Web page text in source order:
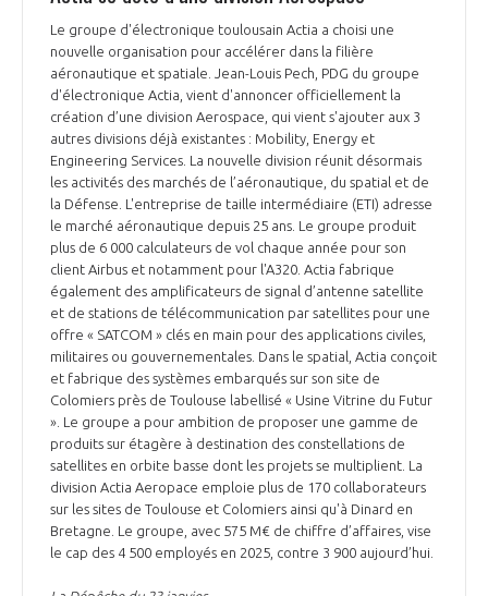
Le groupe d'électronique toulousain Actia a choisi une
nouvelle organisation pour accélérer dans la filière
aéronautique et spatiale. Jean-Louis Pech, PDG du groupe
d'électronique Actia, vient d'annoncer officiellement la
création d’une division Aerospace, qui vient s'ajouter aux 3
autres divisions déjà existantes : Mobility, Energy et
Engineering Services. La nouvelle division réunit désormais
les activités des marchés de l’aéronautique, du spatial et de
la Défense. L'entreprise de taille intermédiaire (ETI) adresse
le marché aéronautique depuis 25 ans. Le groupe produit
plus de 6 000 calculateurs de vol chaque année pour son
client Airbus et notamment pour l'A320. Actia fabrique
également des amplificateurs de signal d’antenne satellite
et de stations de télécommunication par satellites pour une
offre « SATCOM » clés en main pour des applications civiles,
militaires ou gouvernementales. Dans le spatial, Actia conçoit
et fabrique des systèmes embarqués sur son site de
Colomiers près de Toulouse labellisé « Usine Vitrine du Futur
». Le groupe a pour ambition de proposer une gamme de
produits sur étagère à destination des constellations de
satellites en orbite basse dont les projets se multiplient. La
division Actia Aeropace emploie plus de 170 collaborateurs
sur les sites de Toulouse et Colomiers ainsi qu'à Dinard en
Bretagne. Le groupe, avec 575 M€ de chiffre d’affaires, vise
le cap des 4 500 employés en 2025, contre 3 900 aujourd’hui.